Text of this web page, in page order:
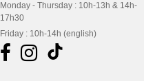
Monday - Thursday : 10h-13h & 14h-
17h30
Friday : 10h-14h (english)